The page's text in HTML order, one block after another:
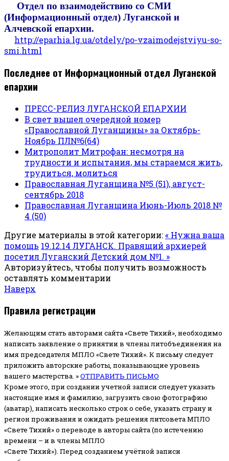
Отдел по взаимодействию со СМИ
(Информационный отдел) Луганской и
Алчевской епархии.
http://eparhia.lg.ua/otdely/po-vzaimodejstviyu-so-
smi.html
Последнее от Информационный отдел Луганской
епархии
ПРЕСС-РЕЛИЗ ЛУГАНСКОЙ ЕПАРХИИ
В свет вышел очередной номер
«Православной Луганщины» за Октябрь-
Ноябрь ПЛ№6(64)
Митрополит Митрофан: несмотря на
трудности и испытания, мы стараемся жить,
трудиться, молиться
Православная Луганщина №5 (51), август-
сентябрь 2018
Православная Луганщина Июнь-Июль 2018 №
4 (50)
Другие материалы в этой категории:« Нужна ваша
помощь 19.12.14 ЛУГАНСК. Правящий архиерей
посетил Луганский Детский дом №1. »
Авторизуйтесь, чтобы получить возможность
оставлять комментарии
Наверх
Правила регистрации
Желающим стать авторами сайта «Свете Тихий», необходимо
написать заявление о принятии в члены литобъединения на
имя председателя МПЛО «Свете Тихий». К письму следует
приложить авторские работы, показывающие уровень
вашего мастерства. »ОТПРАВИТЬ ПИСЬМО
Кроме этого, при создании учетной записи следует указать
настоящие имя и фамилию, загрузить свою фотографию
(аватар), написать несколько строк о себе, указать страну и
регион проживания и ожидать решения литсовета МПЛО
«Свете Тихий» о переводе в авторы сайта (по истечению
времени – и в члены МПЛО
«Свете Тихий»). Перед созданием учётной записи